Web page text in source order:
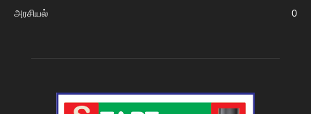
அரசியல்
0